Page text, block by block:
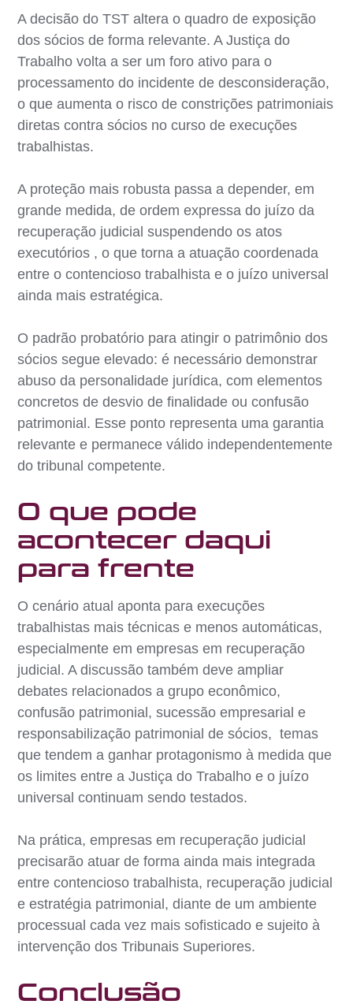
A decisão do TST altera o quadro de exposição
dos sócios de forma relevante. A Justiça do
Trabalho volta a ser um foro ativo para o
processamento do incidente de desconsideração,
o que aumenta o risco de constrições patrimoniais
diretas contra sócios no curso de execuções
trabalhistas.
A proteção mais robusta passa a depender, em
grande medida, de ordem expressa do juízo da
recuperação judicial suspendendo os atos
executórios , o que torna a atuação coordenada
entre o contencioso trabalhista e o juízo universal
ainda mais estratégica.
O padrão probatório para atingir o patrimônio dos
sócios segue elevado: é necessário demonstrar
abuso da personalidade jurídica, com elementos
concretos de desvio de finalidade ou confusão
patrimonial. Esse ponto representa uma garantia
relevante e permanece válido independentemente
do tribunal competente.
O que pode
acontecer daqui
para frente
O cenário atual aponta para execuções
trabalhistas mais técnicas e menos automáticas,
especialmente em empresas em recuperação
judicial. A discussão também deve ampliar
debates relacionados a grupo econômico,
confusão patrimonial, sucessão empresarial e
responsabilização patrimonial de sócios, temas
que tendem a ganhar protagonismo à medida que
os limites entre a Justiça do Trabalho e o juízo
universal continuam sendo testados.
Na prática, empresas em recuperação judicial
precisarão atuar de forma ainda mais integrada
entre contencioso trabalhista, recuperação judicial
e estratégia patrimonial, diante de um ambiente
processual cada vez mais sofisticado e sujeito à
intervenção dos Tribunais Superiores.
Conclusão